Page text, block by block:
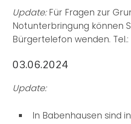
Update:Für Fragen zur
Notunterbringung können
Bürgertelefon wenden. Tel.:
03.06.2024
Update:
In Babenhausen sind